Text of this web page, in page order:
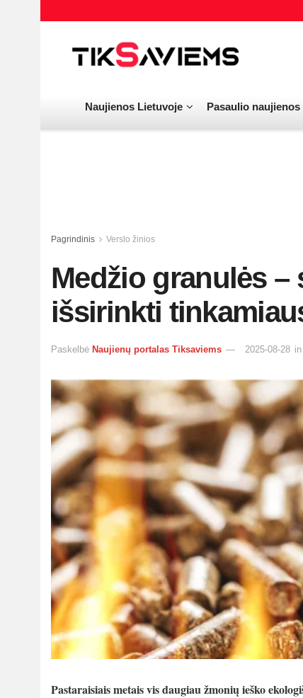
Naujienos Lietuvoje Pasaulio naujienos
Pagrindinis Verslo žinios
Medžio granulės –
išsirinkti
Paskelbė Naujienų portalas Tiksaviems 2025-08-28 in
Pastaraisiais metais vis daugiau žmonių ieško